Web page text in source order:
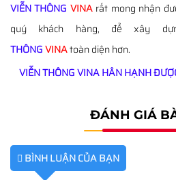
VIỄN THÔNG VINA rất mong nhận
quý khách hàng, để xây
THÔNGVINAtoàn diện hơn.
VIỄN THÔNG VINA HÂN HẠNH
ĐÁNH GIÁ
BÌNH LUẬN CỦA BẠN